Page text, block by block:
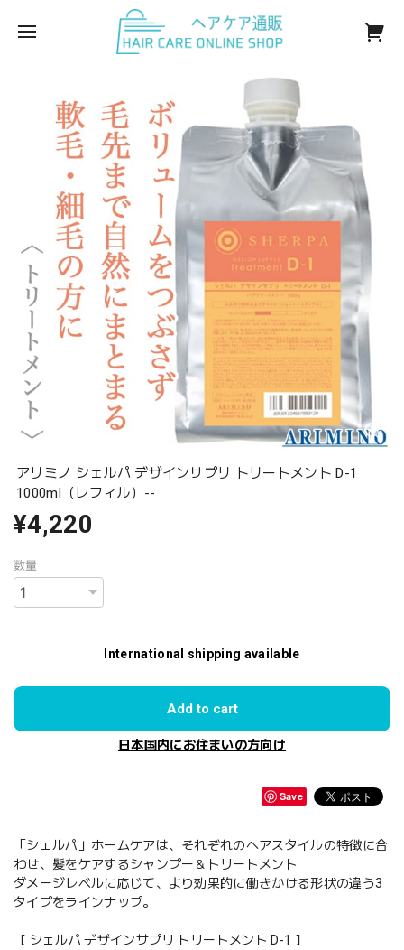
アリミノ シェルパ デザインサプリ トリートメント D-1
1000ml（レフィル）--
¥4,220
数量
International shipping available
Add to cart
日本国内にお住まいの方向け
Save
「シェルパ」ホームケアは、それぞれのヘアスタイルの特徴に合
わせ、髪をケアするシャンプー＆トリートメント
ダメージレベルに応じて、より効果的に働きかける形状の違う3
タイプをラインナップ。
【 シェルパ デザインサプリ トリートメント D-1 】